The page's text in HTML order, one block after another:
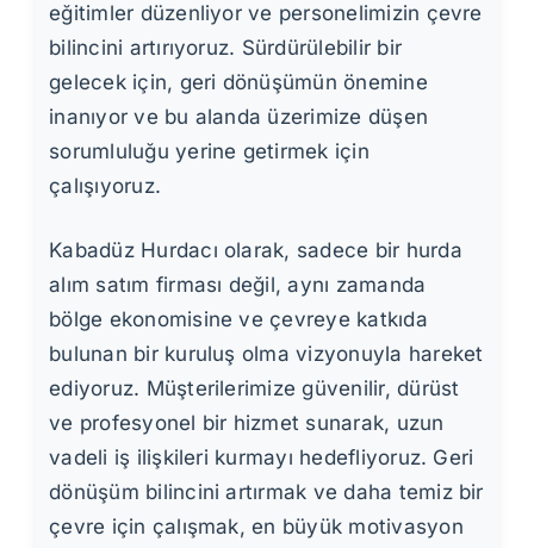
eğitimler düzenliyor ve personelimizin çevre
bilincini artırıyoruz. Sürdürülebilir bir
gelecek için, geri dönüşümün önemine
inanıyor ve bu alanda üzerimize düşen
sorumluluğu yerine getirmek için
çalışıyoruz.
Kabadüz Hurdacı olarak, sadece bir hurda
alım satım firması değil, aynı zamanda
bölge ekonomisine ve çevreye katkıda
bulunan bir kuruluş olma vizyonuyla hareket
ediyoruz. Müşterilerimize güvenilir, dürüst
ve profesyonel bir hizmet sunarak, uzun
vadeli iş ilişkileri kurmayı hedefliyoruz. Geri
dönüşüm bilincini artırmak ve daha temiz bir
çevre için çalışmak, en büyük motivasyon